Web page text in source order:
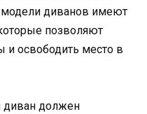
диванов имеют
позволяют
и освободить место в
диван должен